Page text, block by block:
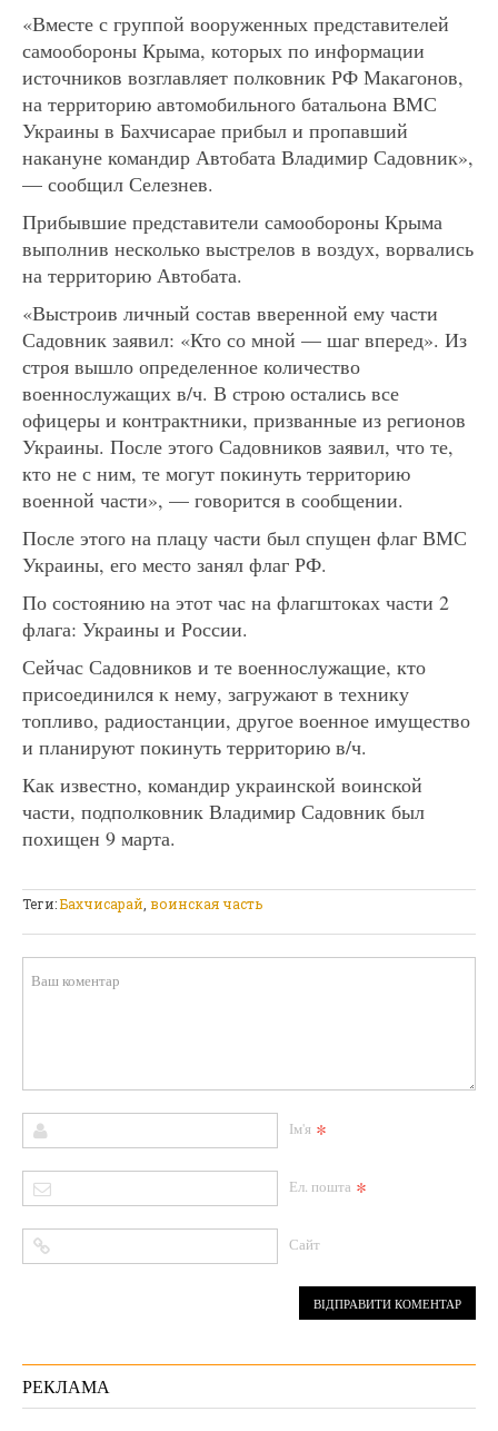
«Вместе с группой вооруженных представителей
самообороны Крыма, которых по информации
источников возглавляет полковник РФ Макагонов,
на территорию автомобильного батальона ВМС
Украины в Бахчисарае прибыл и пропавший
накануне командир Автобата Владимир Садовник»,
— сообщил Селезнев.
Прибывшие представители самообороны Крыма
выполнив несколько выстрелов в воздух, ворвались
на территорию Автобата.
«Выстроив личный состав вверенной ему части
Садовник заявил: «Кто со мной — шаг вперед». Из
строя вышло определенное количество
военнослужащих в/ч. В строю остались все
офицеры и контрактники, призванные из регионов
Украины. После этого Садовников заявил, что те,
кто не с ним, те могут покинуть территорию
военной части», — говорится в сообщении.
После этого на плацу части был спущен флаг ВМС
Украины, его место занял флаг РФ.
По состоянию на этот час на флагштоках части 2
флага: Украины и России.
Сейчас Садовников и те военнослужащие, кто
присоединился к нему, загружают в технику
топливо, радиостанции, другое военное имущество
и планируют покинуть территорию в/ч.
Как известно, командир украинской воинской
части, подполковник Владимир Садовник был
похищен 9 марта.
Теги:Бахчисарай воинская часть
Ім'я *
Ел. пошта *
Сайт
РЕКЛАМА